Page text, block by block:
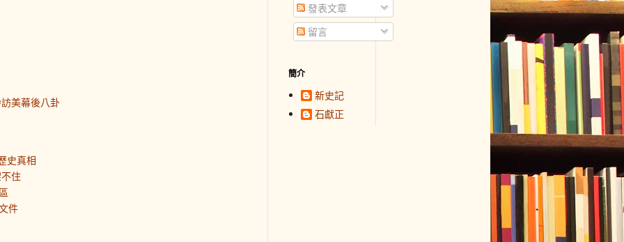
美幕後八卦
史真相
住
件
發表文章
留言
簡介
新史記
石獻正